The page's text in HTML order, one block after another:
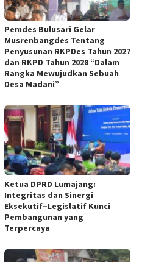
Pemdes Bulusari Gelar
Musrenbangdes Tentang
Penyusunan RKPDes Tahun 2027
dan RKPD Tahun 2028 “Dalam
Rangka Mewujudkan Sebuah
Desa Madani”
Ketua DPRD Lumajang:
Integritas dan Sinergi
Eksekutif–Legislatif Kunci
Pembangunan yang
Terpercaya